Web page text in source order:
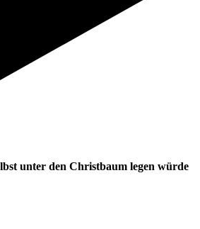
unter den Christbaum legen würde